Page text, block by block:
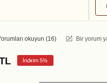
okuyun (16) Bir yorum
İndirim 5%